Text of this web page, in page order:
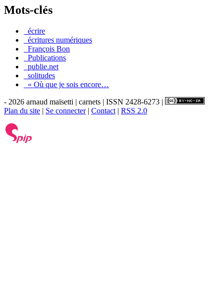
Mots-clés
_écrire
_écritures numériques
_François Bon
_Publications
_publie.net
_solitudes
_« Où que je sois encore…
- 2026 arnaud maïsetti | carnets | ISSN 2428-6273 |
Plan du site | Se connecter| Contact | RSS 2.0